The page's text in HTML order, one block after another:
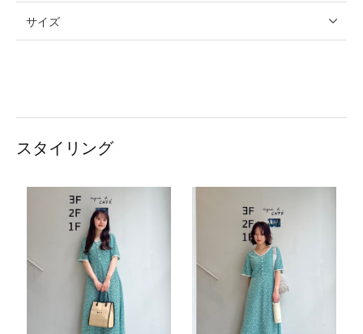
サイズ
スタイリング